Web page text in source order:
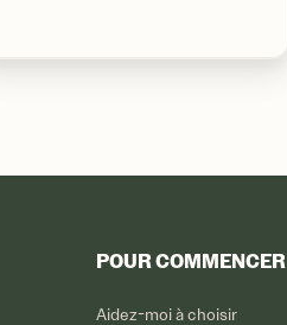
POUR COMMENCER
Aidez-moi à choisir